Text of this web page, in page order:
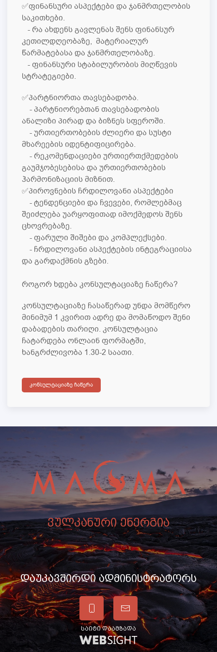
✅ფინანსური ასპექტები და ჯანმრთელობის
საკითხები.
- რა ახდენს გავლენას შენს ფინანსურ
კეთილდღეობაზე, მატერიალურ
წარმატებასა და ჯანმრთელობაზე.
- ფინანსური სტაბილურობის მიღწევის
სტრატეგიები.
✅პარტნიორთა თავსებადობა.
- პარტნიორებთან თავსებადობის
ანალიზი პირად და ბიზნეს სფეროში.
- ურთიერთობების ძლიერი და სუსტი
მხარეების იდენტიფიცირება.
- რეკომენდაციები ურთიერთქმედების
გაუმჯობესებისა და ურთიერთობების
ჰარმონიზაციის მიზნით.
✅პიროვნების ჩრდილოვანი ასპექტები
- ტენდენციები და ჩვევები, რომლებმაც
შეიძლება უარყოფითად იმოქმედოს შენს
ცხოვრებაზე.
- ფარული შიშები და კომპლექსები.
- ჩრდილოვანი ასპექტების ინტეგრაციისა
და გარდაქმნის გზები.
როგორ ხდება კონსულტაციაზე ჩაწერა?
კონსულტაციაზე ჩასაწერად უნდა მომწერო
მინიმუმ 1 კვირით ადრე და მომაწოდო შენი
დაბადების თარიღი. კონსულტაცია
ჩატარდება ონლაინ ფორმატში,
ხანგრძლივობა 1.30-2 საათი.
ᲙᲝᲜᲡᲣᲚᲢᲐᲪᲘᲐᲖᲔ ᲩᲐᲬᲔᲠᲐ
ვულკანური ენერგია
დაუკავშირდი ადმინისტრატორს
საიტი დაამზადა